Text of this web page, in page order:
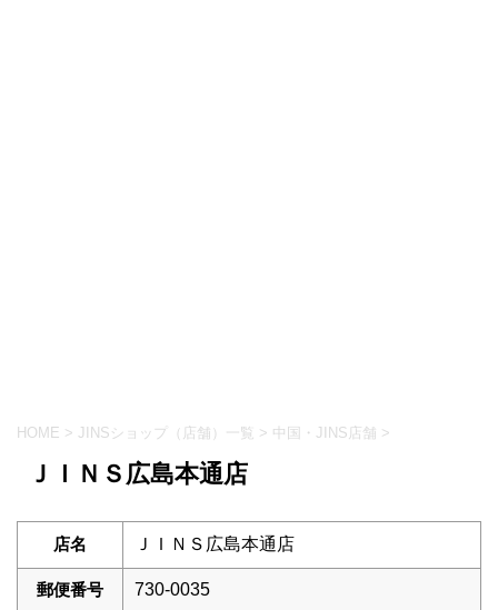
HOME > JINSショップ（店舗）一覧 > 中国・JINS店舗 >
ＪＩＮＳ広島本通店
店名 ＪＩＮＳ広島本通店
郵便番号 730-0035